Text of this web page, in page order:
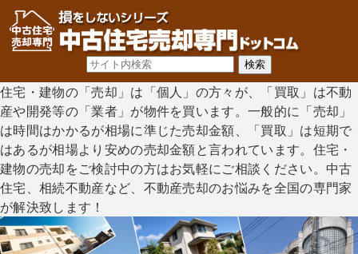
住宅・建物の「売却」は「個人」の方々が、「買取」は不動
産や開発等の「業者」が物件を買います。一般的に「売却」
は時間はかかるが相場に準じた売却金額、「買取」は短期で
はあるが相場より安めの売却金額と言われています。住宅・
建物の売却をご検討中の方はお気軽にご相談ください。中古
住宅、相続不動産など、不動産売却のお悩みを全国の専門家
が解決致します！